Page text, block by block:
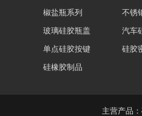
椒盐瓶系列
不锈
玻璃硅胶瓶盖
汽车
单点硅胶按键
硅胶
硅橡胶制品
主营产品：